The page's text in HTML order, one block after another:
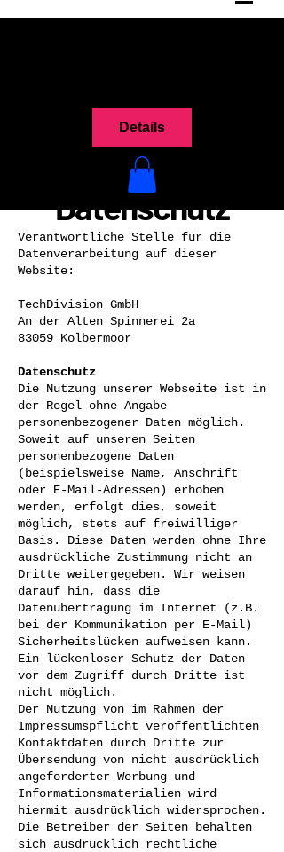
Details
Datenschutz
Verantwortliche Stelle für die
Datenverarbeitung auf dieser
Website:
TechDivision GmbH
An der Alten Spinnerei 2a
83059 Kolbermoor
Datenschutz
Die Nutzung unserer Webseite ist in
der Regel ohne Angabe
personenbezogener Daten möglich.
Soweit auf unseren Seiten
personenbezogene Daten
(beispielsweise Name, Anschrift
oder E-Mail-Adressen) erhoben
werden, erfolgt dies, soweit
möglich, stets auf freiwilliger
Basis. Diese Daten werden ohne Ihre
ausdrückliche Zustimmung nicht an
Dritte weitergegeben. Wir weisen
darauf hin, dass die
Datenübertragung im Internet (z.B.
bei der Kommunikation per E-Mail)
Sicherheitslücken aufweisen kann.
Ein lückenloser Schutz der Daten
vor dem Zugriff durch Dritte ist
nicht möglich.
Der Nutzung von im Rahmen der
Impressumspflicht veröffentlichten
Kontaktdaten durch Dritte zur
Übersendung von nicht ausdrücklich
angeforderter Werbung und
Informationsmaterialien wird
hiermit ausdrücklich widersprochen.
Die Betreiber der Seiten behalten
sich ausdrücklich rechtliche